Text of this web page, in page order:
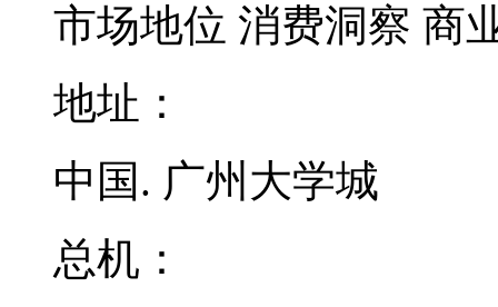
市场地位 消费洞察 商
地址：
中国. 广州大学城
总机：